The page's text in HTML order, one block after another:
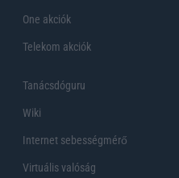
One akciók
Telekom akciók
Tanácsdóguru
Wiki
Internet sebességmérő
Virtuális valóság